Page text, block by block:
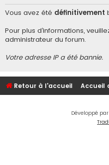
Vous avez été définitivement
Pour plus d’informations,
administrateur du forum.
Votre adresse IP a été bannie.
Retour à l'accueil Accueil
Développé par